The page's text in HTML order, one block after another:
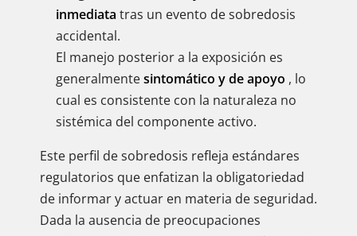
inmediata tras un evento de sobredosis
accidental.
El manejo posterior a la exposición es
generalmentesintomático y de apoyo , lo
cual es consistente con la naturaleza no
sistémica del componente activo.
Este perfil de sobredosis refleja estándares
regulatorios que enfatizan la obligatoriedad
de informar y actuar en materia de seguridad.
Dada la ausencia de preocupaciones